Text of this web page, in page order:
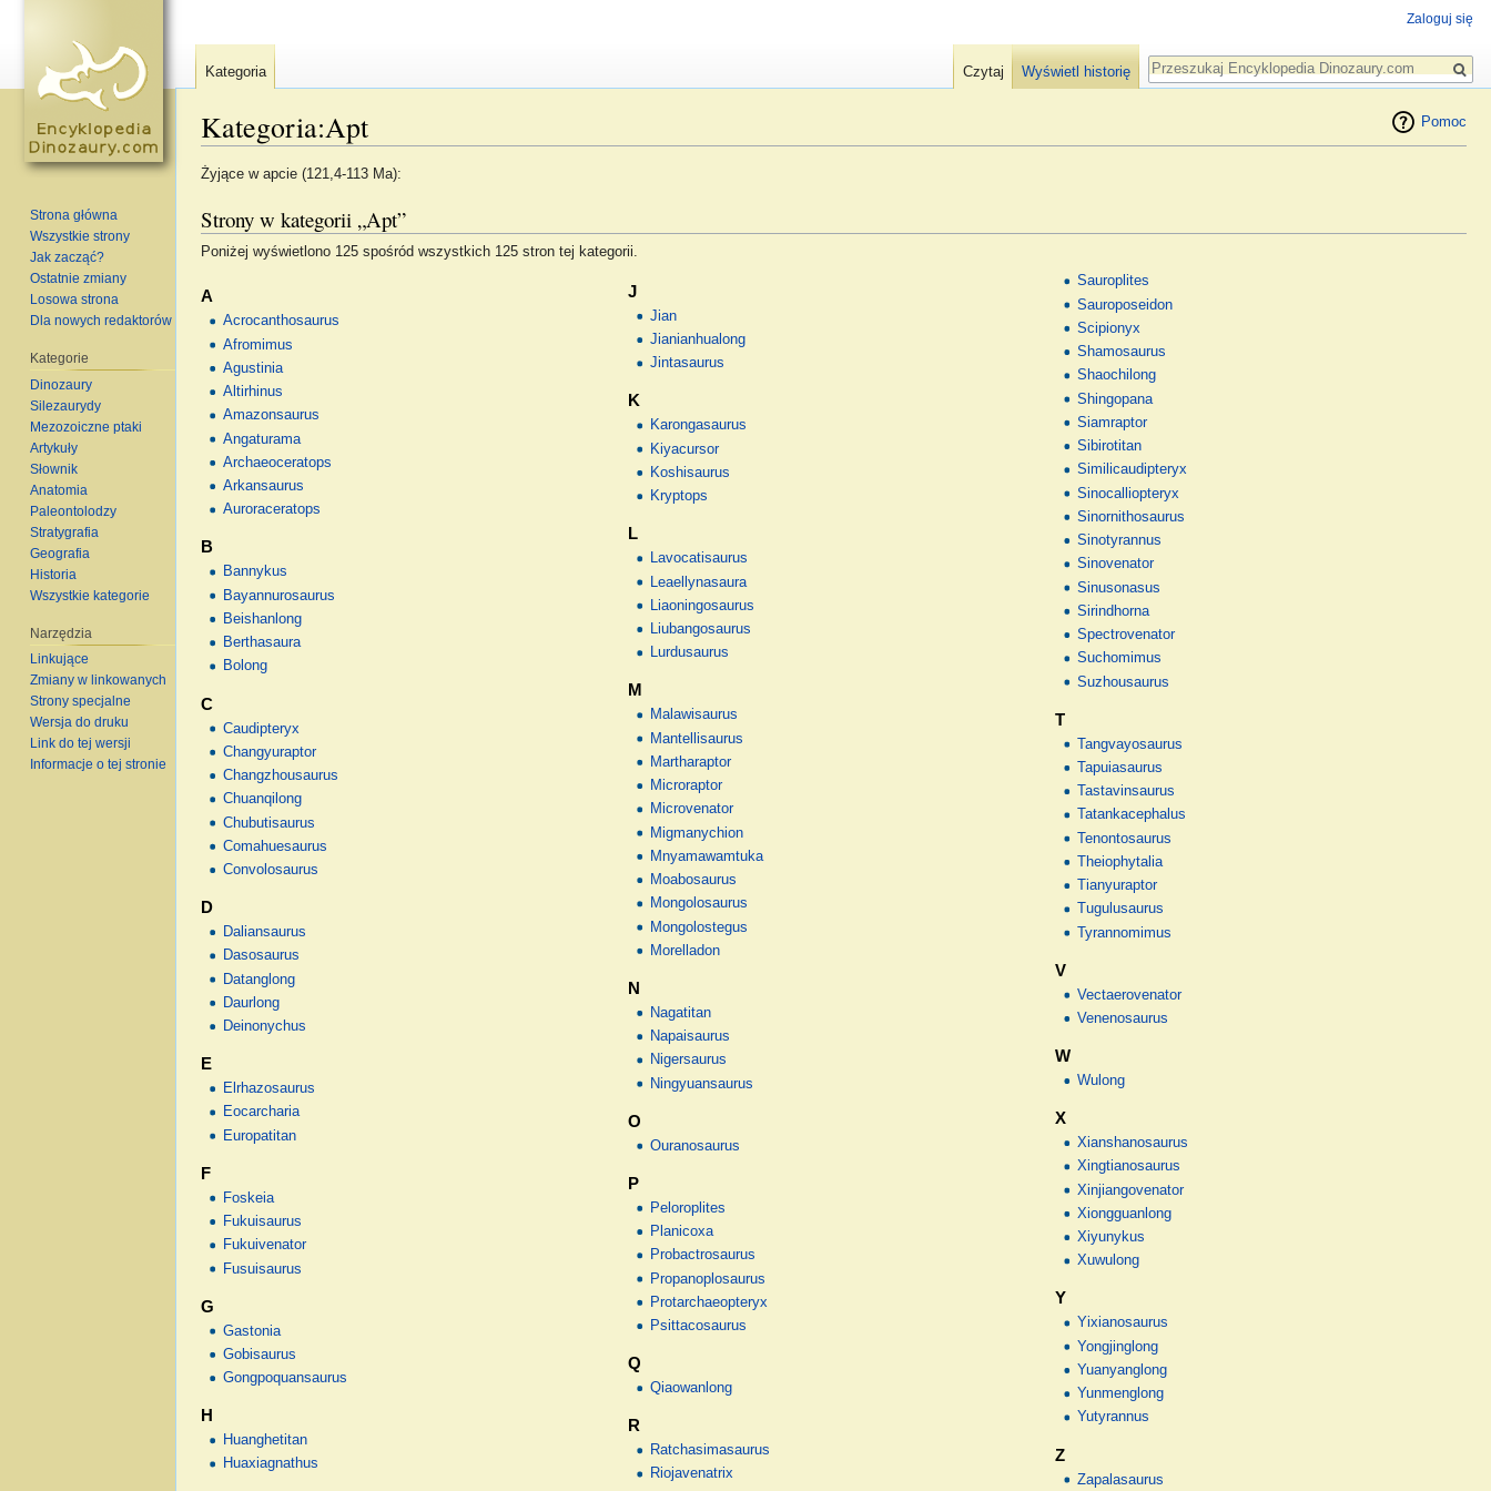
Pomoc
Kategoria:Apt
Żyjące w apcie (121,4-113 Ma):
Strony w kategorii „Apt”
Poniżej wyświetlono 125 spośród wszystkich 125 stron tej kategorii.
A
Acrocanthosaurus
Afromimus
Agustinia
Altirhinus
Amazonsaurus
Angaturama
Archaeoceratops
Arkansaurus
Auroraceratops
B
Bannykus
Bayannurosaurus
Beishanlong
Berthasaura
Bolong
C
Caudipteryx
Changyuraptor
Changzhousaurus
Chuanqilong
Chubutisaurus
Comahuesaurus
Convolosaurus
D
Daliansaurus
Dasosaurus
Datanglong
Daurlong
Deinonychus
E
Elrhazosaurus
Eocarcharia
Europatitan
F
Foskeia
Fukuisaurus
Fukuivenator
Fusuisaurus
G
Gastonia
Gobisaurus
Gongpoquansaurus
H
Huanghetitan
Huaxiagnathus
J
Jian
Jianianhualong
Jintasaurus
K
Karongasaurus
Kiyacursor
Koshisaurus
Kryptops
L
Lavocatisaurus
Leaellynasaura
Liaoningosaurus
Liubangosaurus
Lurdusaurus
M
Malawisaurus
Mantellisaurus
Martharaptor
Microraptor
Microvenator
Migmanychion
Mnyamawamtuka
Moabosaurus
Mongolosaurus
Mongolostegus
Morelladon
N
Nagatitan
Napaisaurus
Nigersaurus
Ningyuansaurus
O
Ouranosaurus
P
Peloroplites
Planicoxa
Probactrosaurus
Propanoplosaurus
Protarchaeopteryx
Psittacosaurus
Q
Qiaowanlong
R
Ratchasimasaurus
Riojavenatrix
Sauroplites
Sauroposeidon
Scipionyx
Shamosaurus
Shaochilong
Shingopana
Siamraptor
Sibirotitan
Similicaudipteryx
Sinocalliopteryx
Sinornithosaurus
Sinotyrannus
Sinovenator
Sinusonasus
Sirindhorna
Spectrovenator
Suchomimus
Suzhousaurus
T
Tangvayosaurus
Tapuiasaurus
Tastavinsaurus
Tatankacephalus
Tenontosaurus
Theiophytalia
Tianyuraptor
Tugulusaurus
Tyrannomimus
V
Vectaerovenator
Venenosaurus
W
Wulong
X
Xianshanosaurus
Xingtianosaurus
Xinjiangovenator
Xiongguanlong
Xiyunykus
Xuwulong
Y
Yixianosaurus
Yongjinglong
Yuanyanglong
Yunmenglong
Yutyrannus
Z
Zapalasaurus
Zaloguj się
Kategoria Czytaj Wyświetl historię
Szukaj
Strona główna
Wszystkie strony
Jak zacząć?
Ostatnie zmiany
Losowa strona
Dla nowych redaktorów
Kategorie
Dinozaury
Silezaurydy
Mezozoiczne ptaki
Artykuły
Słownik
Anatomia
Paleontolodzy
Stratygrafia
Geografia
Historia
Wszystkie kategorie
Narzędzia
Linkujące
Zmiany w linkowanych
Strony specjalne
Wersja do druku
Link do tej wersji
Informacje o tej stronie